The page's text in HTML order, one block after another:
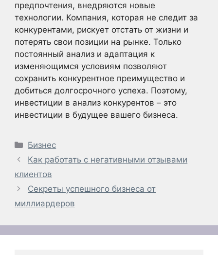
предпочтения, внедряются новые
технологии. Компания, которая не следит за
конкурентами, рискует отстать от жизни и
потерять свои позиции на рынке. Только
постоянный анализ и адаптация к
изменяющимся условиям позволяют
сохранить конкурентное преимущество и
добиться долгосрочного успеха. Поэтому,
инвестиции в анализ конкурентов – это
инвестиции в будущее вашего бизнеса.
Рубрики
Бизнес
Как работать с негативными отзывами
клиентов
Секреты успешного бизнеса от
миллиардеров